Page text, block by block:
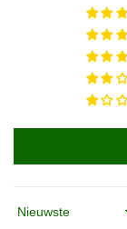
Sorteren op